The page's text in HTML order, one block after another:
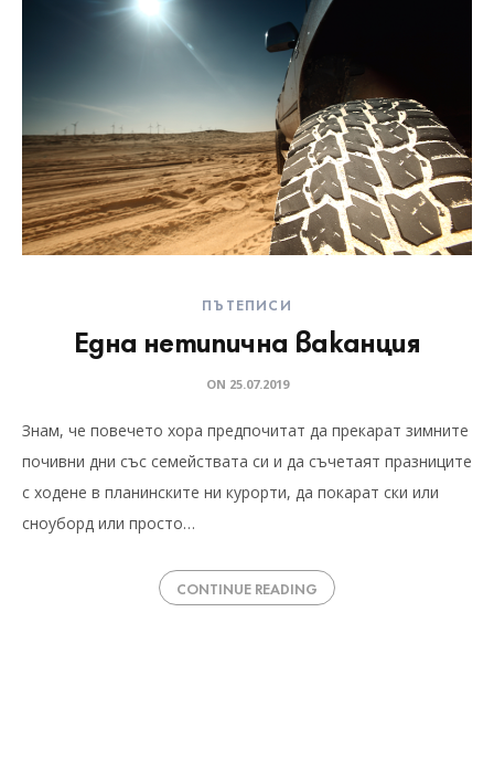
ПЪТЕПИСИ
Една нетипична ваканция
ON 25.07.2019
Знам, че повечето хора предпочитат да прекарат зимните
почивни дни със семействата си и да съчетаят празниците
с ходене в планинските ни курорти, да покарат ски или
сноуборд или просто…
CONTINUE READING